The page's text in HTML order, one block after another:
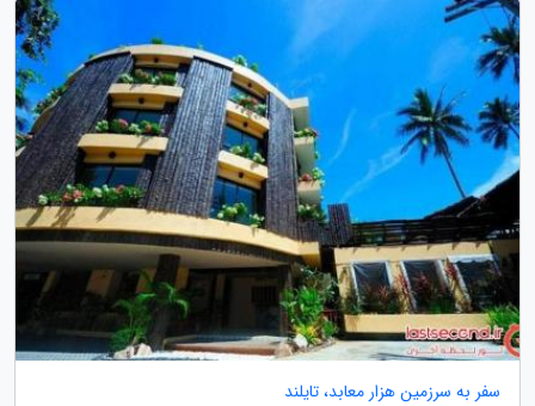
سفر به سرزمین هزار معابد، تایلند